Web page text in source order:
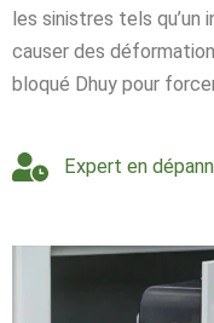
les sinistres tels qu’un
causer des
bloqué Dhuy pour
Expert en